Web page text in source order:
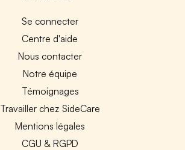
Se connecter
Centre d'aide
Nous contacter
Notre équipe
Témoignages
Travailler chez SideCare
Mentions légales
CGU & RGPD